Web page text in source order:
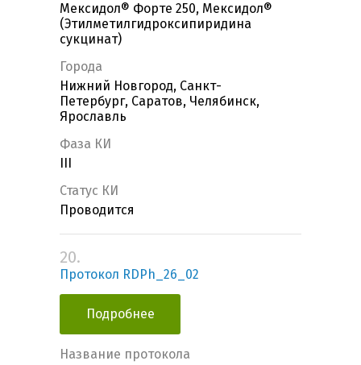
Мексидол® Форте 250, Мексидол®
(Этилметилгидроксипиридина
сукцинат)
Города
Нижний Новгород, Санкт-
Петербург, Саратов, Челябинск,
Ярославль
Фаза КИ
Статус КИ
Проводится
20.
Протокол RDPh_26_02
Подробнее
Название протокола